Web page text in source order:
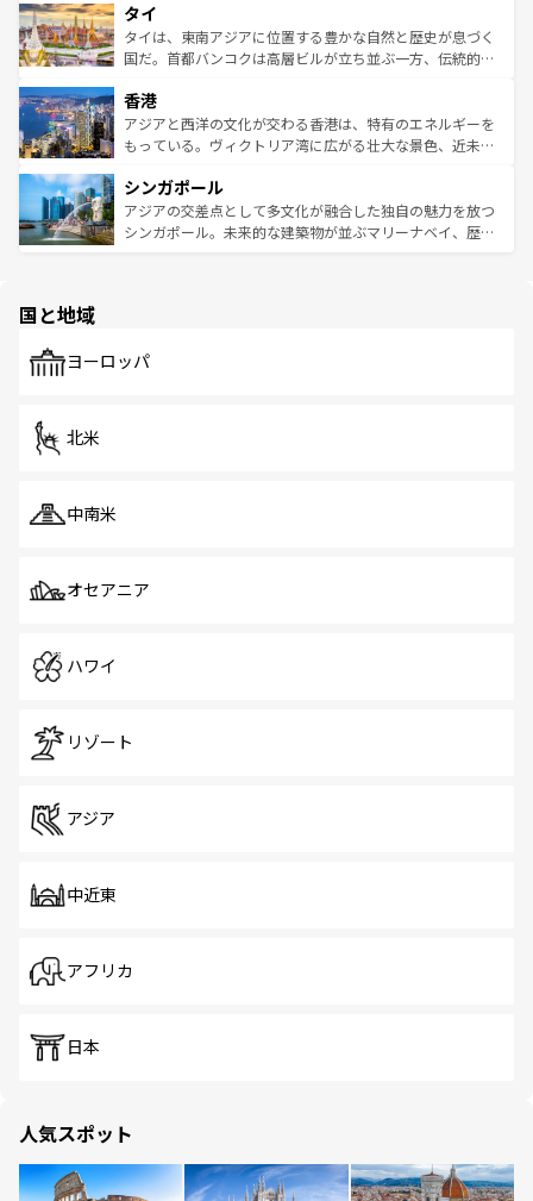
リティに包まれながら、韓国の多彩な魅力を心ゆくまで味
わってみてほしい。 なお、新着の韓国情報はコンテンツ一
覧を参照してほしい。
急速な発展と共に伝統が息づく。ハノイの古い町並みやホ
ーチミン市のフランス統治時代の建物も、独特の雰囲気を
醸し出している。また、バラエティの豊かさとおいしさで
とつ。フォーやバインミー、ベトナムコーヒーなどは、ぜ
ひ現地で味わいたい。どの地域を訪れてもあたたかい人々
が旅行者を迎えてくれるので、きっと忘れられない旅にな
参照してほしい。
タイ
タイは、東南アジアに位置する豊かな自然と歴史が息づく
国だ。首都バンコクは高層ビルが立ち並ぶ一方、伝統的な
の活気が交差している。北部ではチェンマイなどの山岳地
帯で自然と触れ合い、南部ではプーケットやクラビの美し
いビーチでリゾート気分を楽しむことができる。タイ料理
激する。気候は一年中温暖で、どの季節にも異なる楽しみ
が待っている。親しみやすいタイの人々、仏教を中心とし
た文化、そして多様な観光資源が、訪れる旅人を魅了し続
香港
アジアと西洋の文化が交わる香港は、特有のエネルギーを
もっている。ヴィクトリア湾に広がる壮大な景色、近未来
み、どこを訪れても感動するはず。観光スポットが密集し
ており、効率よく見どころを回れるのも魅力。息をのむよ
うな絶景から文化的な体験まで、香港を存分に楽しみ尽く
シンガポール
アジアの交差点として多文化が融合した独自の魅力を放つ
シンガポール。未来的な建築物が並ぶマリーナベイ、歴史
で、ホーカーズは地元の風情を楽しめる外せないスポット
国と地域
ヨーロッパ
北米
中南米
オセアニア
ハワイ
リゾート
アジア
中近東
アフリカ
日本
人気スポット